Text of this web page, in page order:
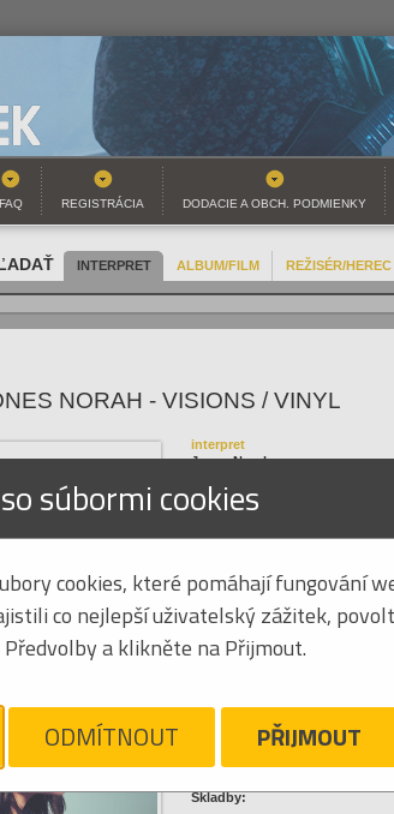
FAQ REGISTRÁCIA DODACIE A OBCH. PODMIENKY
INTERPRET ALBUM/FILM REŽISÉR/HEREC
NORAH - VISIONS / VINYL
Kliknite pre zväčšenie
interpret
Jones Norah
názov
Visions / Vinyl
EAN
27,63 €
Strážny pes
Skladby:
súbormi cookies
cookies, které pomáhají fungování
co nejlepší uživatelský zážitek,
a klikněte na Přijmout.
ODMÍTNOUT PŘIJMOUT